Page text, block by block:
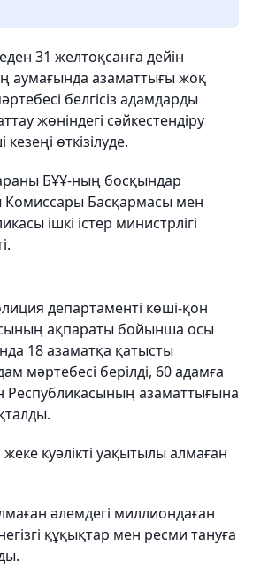
31 желтоқсанға дейін
аумағында азаматтығы жоқ
белгісіз адамдарды
жөніндегі сәйкестендіру
өткізілуде.
БҰҰ-ның босқындар
Комиссары Басқармасы мен
ішкі істер министрлігі
департаменті көші-қон
ақпараты бойынша осы
18 азаматқа қатысты
мәртебесі берілді, 60 адамға
Республикасының азаматтығына
куәлікті уақытылы алмаған
әлемдегі миллиондаған
құқықтар мен ресми тануға